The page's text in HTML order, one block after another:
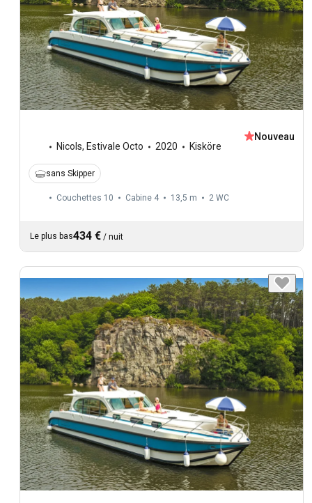
Nicols, Estivale Octo 2020 Kisköre
Nouveau
sans Skipper
Couchettes 10 Cabine 4 13,5 m 2 WC
Le plus bas434 € / nuit